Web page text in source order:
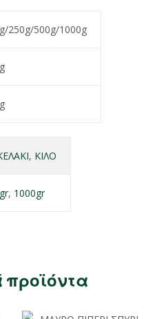
250g/500g/1000g
, ΚΙΛΟ
, 1000gr
προϊόντα